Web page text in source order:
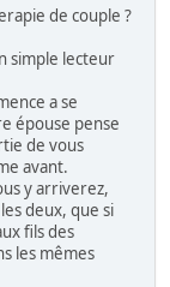
de couple ?
simple lecteur
a se
épouse pense
de vous
avant.
y arriverez,
deux, que si
fils des
les mêmes